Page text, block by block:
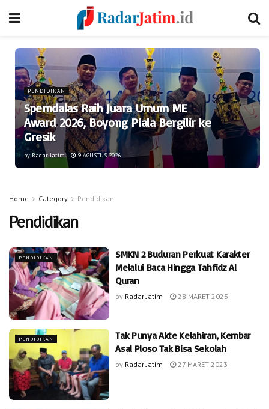
PENDIDIKAN
Spemdalas Raih Juara Umum ME
Award 2026, Boyong Piala Bergilir ke
Gresik
by Radar Jatim 9 AGUSTUS 2026
Home Category Pendidikan
Pendidikan
PENDIDIKAN
SMKN 2 Buduran Perkuat Karakter
Melalui Baca Hingga Tahfidz Al
Quran
by Radar Jatim 28 MARET 2023
PENDIDIKAN
Tak Punya Akte Kelahiran, Kembar
Asal Ploso Tak Bisa Sekolah
by Radar Jatim 27 MARET 2023